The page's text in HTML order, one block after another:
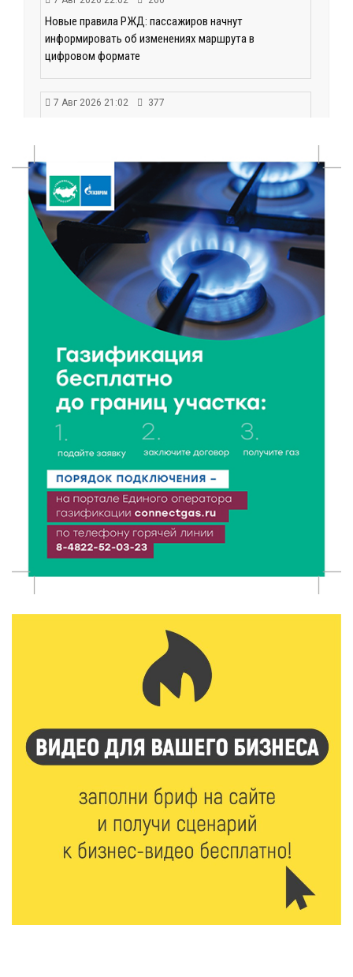
Новые правила РЖД: пассажиров начнут
информировать об изменениях маршрута в
цифровом формате
7 Авг 2026 21:02 377
7 Авг 2026 20:02
Как питаться, чтобы мозг работал лучше:
рекомендации фитнес ‑ специалиста Александра
Семина
7 Авг 2026 19:02 316
Ботанические лаборатории в школах: Тверская
область запускает масштабный экопроект
7 Авг 2026 18:52 645
В Ржеве чествовали работников строительной
отрасли
7 Авг 2026 18:10 196
Зарядка со стражем порядка объединила детей в
«Чайке»
7 Авг 2026 18:02 468
День арбуза отметили ребята в Андреапольском
7 Авг 2026 17:02 360
Названы первые победители программы «Земский
работник культуры» в Тверской области
Без прав и лицензий: итоги проверки таксистов в
Твери
Сладкая программа в Твери: дегустация мёда и